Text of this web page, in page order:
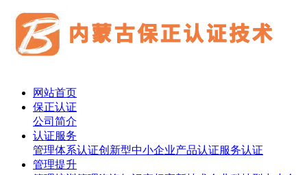
网站首页
保正认证
公司简介
认证服务
管理体系认证创新型中小企业产品认证服务认证
管理提升